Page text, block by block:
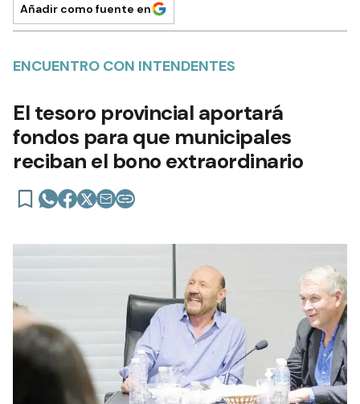
Añadir como fuente en
ENCUENTRO CON INTENDENTES
El tesoro provincial aportará
fondos para que municipales
reciban el bono extraordinario